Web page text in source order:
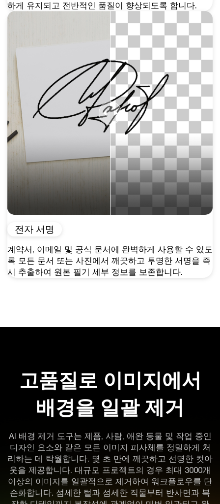
하게 유지되고 전반적인 품질이 향상되도록 합니다.
전자 서명
계약서, 이메일 및 공식 문서에 완벽하게 사용할 수 있도
록 모든 문서 또는 사진에서 깨끗하고 투명한 서명을 즉
시 추출하여 원본 필기 세부 정보를 보존합니다.
고품질로 이미지에서
배경을 일괄 제거
AI 배경 제거 도구는 제품, 사람, 애완 동물 및 작업 중인
디자인 요소와 같은 모든 이미지 피사체를 정밀하게 처
리하는 데 탁월합니다. 몇 초 만에 깨끗하고 선명한 컷아
웃을 제공합니다. 대규모 프로젝트의 경우 최대 3000개
이상의 이미지를 일괄적으로 제거하여 워크플로우를 단
순화합니다. 섬세한 털과 섬세한 직물부터 반사면과 복